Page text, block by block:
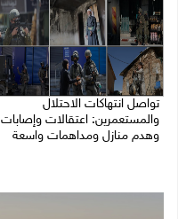
تواصل انتهاكات الاحتلال
والمستعمرين: اعتقالات وإصابات
وهدم منازل ومداهمات واسعة